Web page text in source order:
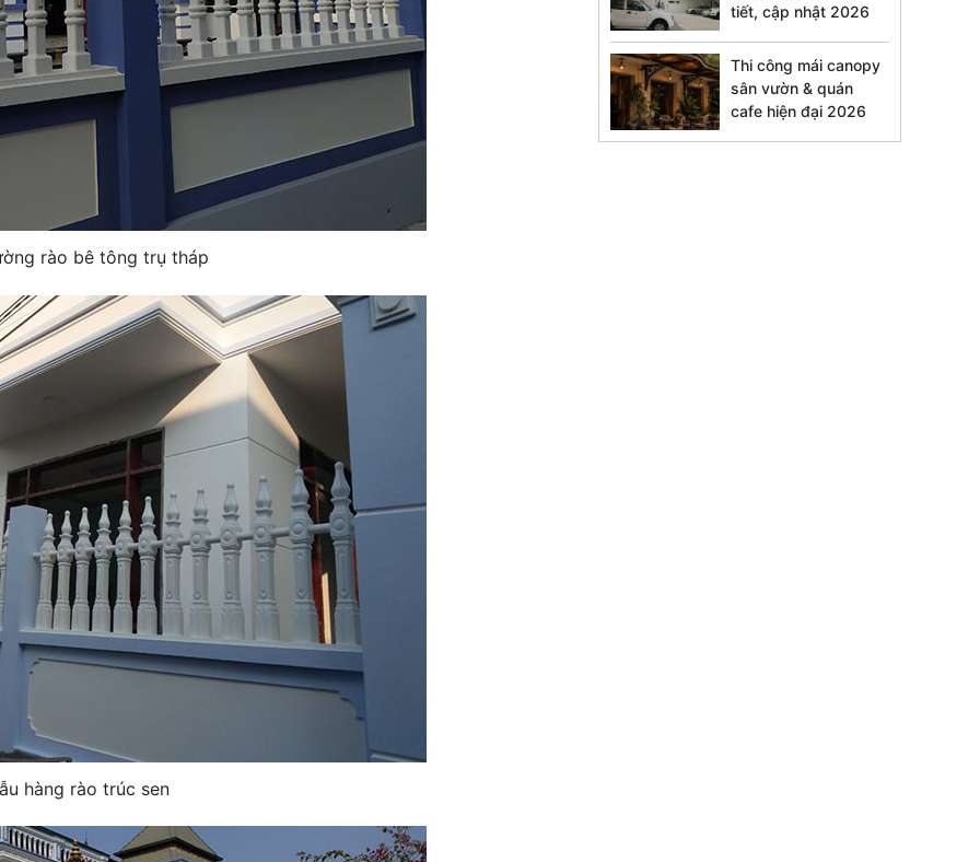
rào bê tông trụ tháp
hàng rào trúc sen
tiết, cập nhật 2026
Thi công mái canopy
sân vườn & quán
cafe hiện đại 2026